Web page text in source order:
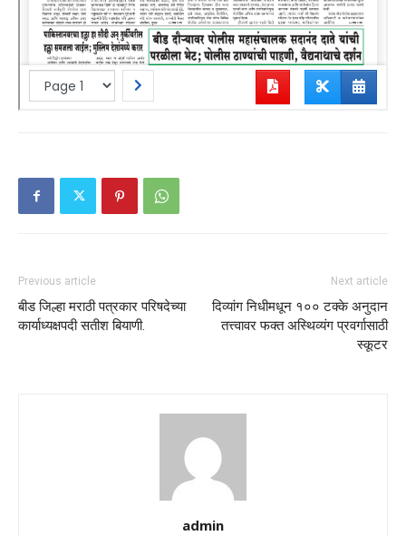
Previous article
बीड जिल्हा मराठी पत्रकार परिषदेच्या
कार्याध्यक्षपदी सतीश बियाणी.
Next article
दिव्यांग निधीमधून १०० टक्के अनुदान
तत्त्वावर फक्त अस्थिव्यंग प्रवर्गासाठी
स्कूटर
admin